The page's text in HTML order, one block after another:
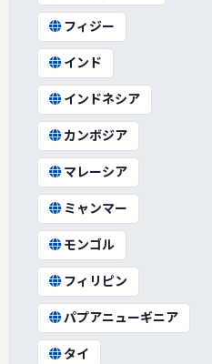
フィジー
インド
インドネシア
カンボジア
マレーシア
ミャンマー
モンゴル
フィリピン
パプアニューギニア
タイ